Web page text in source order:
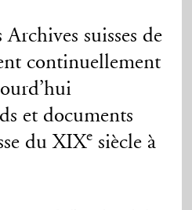
suisses de
continuellement
et documents
du XIXe siècle à